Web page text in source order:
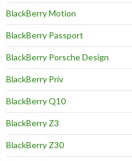
BlackBerry Motion
BlackBerry Passport
BlackBerry Porsche Design
BlackBerry Priv
BlackBerry Q10
BlackBerry Z3
BlackBerry Z30